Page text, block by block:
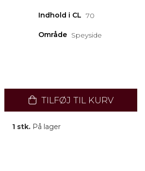
Indhold i CL 70
Område Speyside
TILFØJ TIL KURV
1 stk. På lager